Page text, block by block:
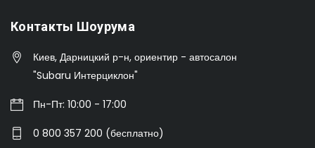
Контакты Шоурума
Киев, Дарницкий р-н, ориентир - автосалон
"Subaru Интерциклон"
Пн-Пт: 10:00 - 17:00
0 800 357 200 (бесплатно)